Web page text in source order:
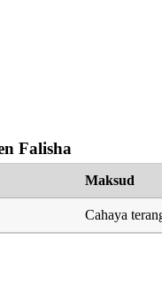
Falisha
Maksud
Cahaya